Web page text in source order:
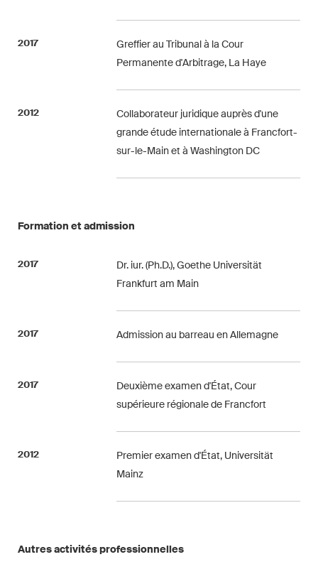
2017
Greffier au Tribunal à la Cour
Permanente d'Arbitrage, La Haye
2012
Collaborateur juridique auprès d'une
grande étude internationale à Francfort-
sur-le-Main et à Washington DC
Formation et admission
2017
Dr. iur. (Ph.D.), Goethe Universität
Frankfurt am Main
2017 Admission au barreau en Allemagne
2017
Deuxième examen d'État, Cour
supérieure régionale de Francfort
2012
Premier examen d'État, Universität
Mainz
Autres activités professionnelles
économiques et les tendances
sociétales en Suisse.
J'ai lu et j'accepte l'avis de confidentialité*.